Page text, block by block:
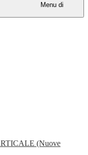
Menu di
(Nuove